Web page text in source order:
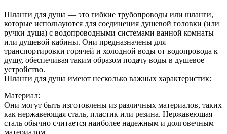
Шланги для душа — это гибкие трубопроводы или шланги,
которые используются для соединения душевой головки (или
ручки душа) с водопроводными системами ванной комнаты
или душевой кабины. Они предназначены для
транспортировки горячей и холодной воды от водопровода к
душу, обеспечивая таким образом подачу воды в душевое
устройство.
Шланги для душа имеют несколько важных характеристик:
Материал:
Они могут быть изготовлены из различных материалов, таких
как нержавеющая сталь, пластик или резина. Нержавеющая
сталь обычно считается наиболее надежным и долговечным
материалом.